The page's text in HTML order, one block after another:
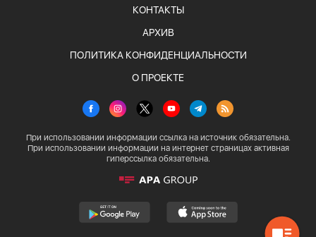
КОНТАКТЫ
АРХИВ
ПОЛИТИКА КОНФИДЕНЦИАЛЬНОСТИ
О ПРОЕКТЕ
При использовании информации ссылка на источник обязательна.
При использовании информации на интернет страницах активная
гиперссылка обязательна.